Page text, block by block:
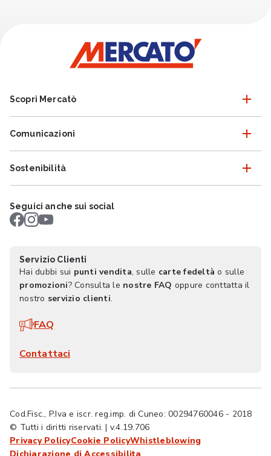
Scopri Mercatò
Comunicazioni
Sostenibilità
Seguici anche sui social
Servizio Clienti
Hai dubbi sui punti vendita, sulle carte fedeltà o sulle
promozioni? Consulta le nostre FAQ oppure conttatta il
nostro servizio clienti.
FAQ
Contattaci
Cod.Fisc., P.Iva e iscr. reg.imp. di Cuneo: 00294760046 - 2018
© Tutti i diritti riservati. | v.4.19.706
Privacy PolicyCookie PolicyWhistleblowing